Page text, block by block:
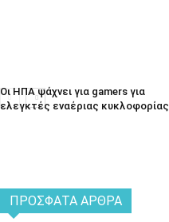
Οι ΗΠΑ ψάχνει για gamers για
ελεγκτές εναέριας κυκλοφορίας
ΠΡΌΣΦΑΤΑ ΆΡΘΡΑ